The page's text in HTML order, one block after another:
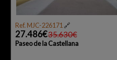
Ref. MJC-226171 🔗
27.486€35.630€
Paseo de la Castellana